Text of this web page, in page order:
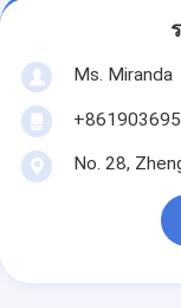
Ms. Miranda
No. 28,